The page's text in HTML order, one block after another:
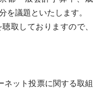
を議題といたします。
取しておりますので、
ット投票に関する取組